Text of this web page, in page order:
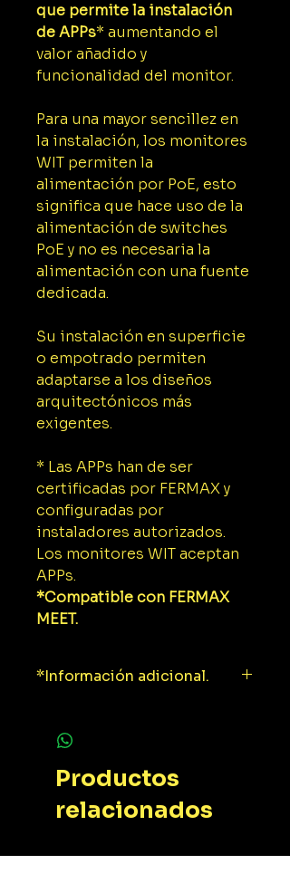
que permite la instalación
de APPs* aumentando el
valor añadido y
funcionalidad del monitor.
Para una mayor sencillez en
la instalación, los monitores
WIT permiten la
alimentación por PoE, esto
significa que hace uso de la
alimentación de switches
PoE y no es necesaria la
alimentación con una fuente
dedicada.
Su instalación en superficie
o empotrado permiten
adaptarse a los diseños
arquitectónicos más
exigentes.
* Las APPs han de ser
certificadas por FERMAX y
configuradas por
instaladores autorizados.
Los monitores WIT aceptan
APPs.
*Compatible con FERMAX
MEET.
*Información adicional.
Productos
relacionados